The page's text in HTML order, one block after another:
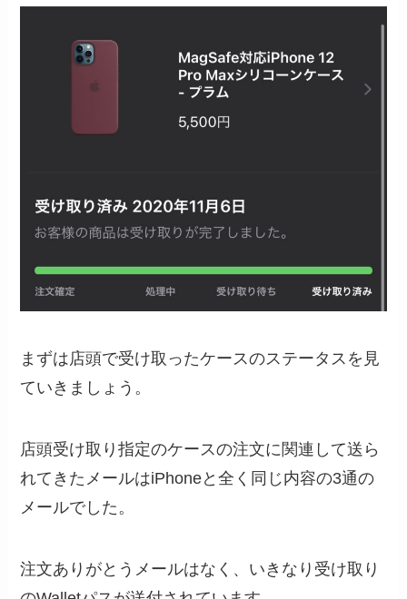
まずは店頭で受け取ったケースのステータスを見
ていきましょう。
店頭受け取り指定のケースの注文に関連して送ら
れてきたメールはiPhoneと全く同じ内容の3通の
メールでした。
注文ありがとうメールはなく、いきなり受け取り